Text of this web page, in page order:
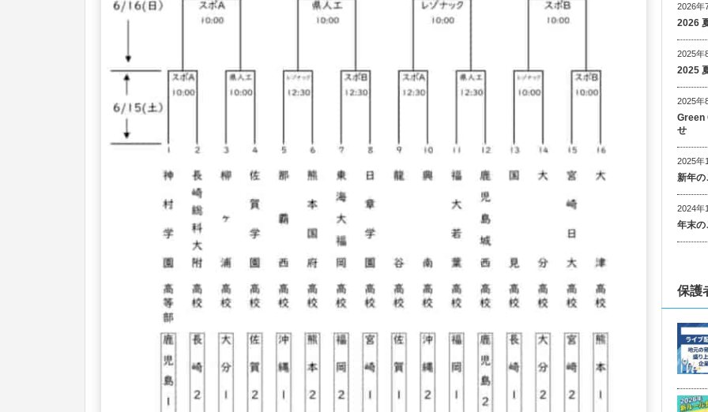
2026年
2026
2025年
2025
2025年
Green
せ
2025年
新年の
2024年
年末の
保護